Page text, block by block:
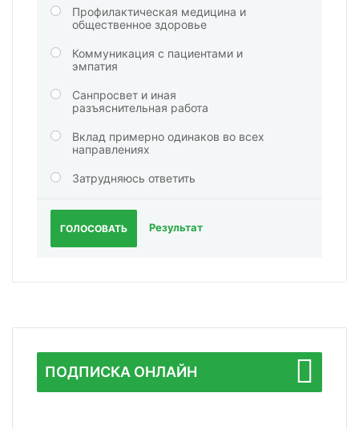
Профилактическая медицина и
общественное здоровье
Коммуникация с пациентами и
эмпатия
Санпросвет и иная
разъяснительная работа
Вклад примерно одинаков во всех
направлениях
Затрудняюсь ответить
ГОЛОСОВАТЬ Результат
ПОДПИСКА ОНЛАЙН